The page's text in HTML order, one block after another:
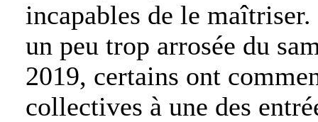
incapables de le
un peu trop arrosée du
2019, certains ont
collectives à une des